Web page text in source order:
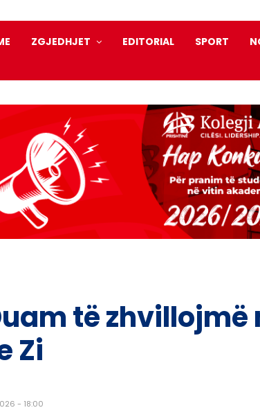
ZGJEDHJET EDITORIAL SPORT
të
Zi
- 18:00